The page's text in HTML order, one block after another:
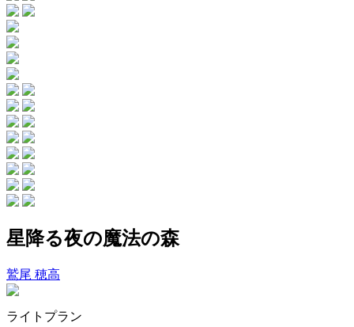
星降る夜の魔法の森
鷲尾 穂高
ライトプラン